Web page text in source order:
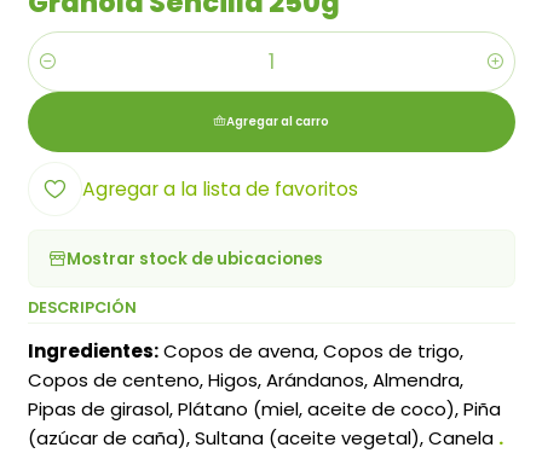
Cantidad
Agregar al carro
Agregar a la lista de favoritos
Mostrar stock de ubicaciones
DESCRIPCIÓN
Ingredientes:Copos de avena, Copos de trigo,
Copos de centeno, Higos, Arándanos, Almendra,
Pipas de girasol, Plátano (miel, aceite de coco), Piña
(azúcar de caña), Sultana (aceite vegetal), Canela .